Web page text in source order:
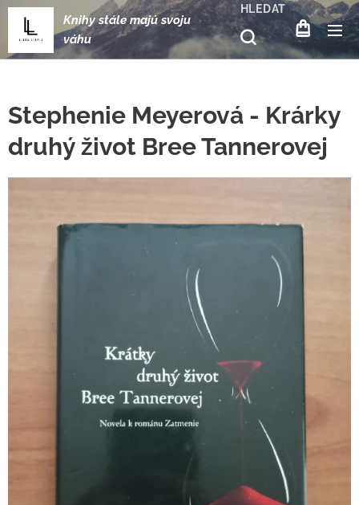
Knihy stále majú svoju
váhu
HLEDAT
Stephenie Meyerová - Krárky
druhý život Bree Tannerovej